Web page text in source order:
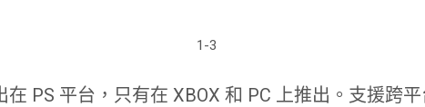
1-3
在 PS 平台，只有在 XBOX 和 PC 上推出。支援跨